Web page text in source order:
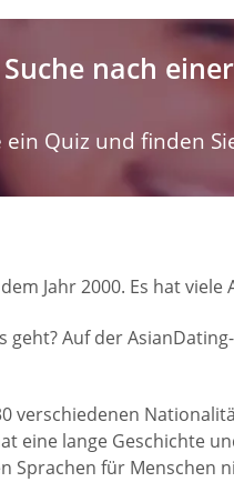
nach
ein Quiz und finden
Jahr 2000. Es hat
Auf der
verschiedenen
eine lange Geschichte
für Menschen